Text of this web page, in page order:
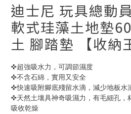
迪士尼 玩具總動
軟式珪藻土地墊
土 腳踏墊 【收納
✜超強吸水力，可調節濕度
✜不含石綿，實用又安全
✜快速吸附腳底殘留水滴，減少地板水
✜天然土壤具神奇吸濕力，有毛細孔，
吸收乾燥